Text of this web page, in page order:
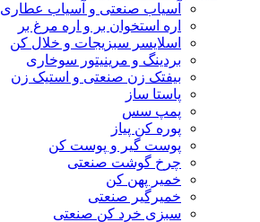
آسیاب صنعتی و آسیاب عطاری
اره استخوان بر و اره مرغ بر
اسلایسر سبزیجات و خلال کن
بردینگ و مرینیتور سوخاری
بیفتک زن صنعتی و استیک زن
پاستا ساز
پمپ سس
پوره کن پیاز
پوست گیر و پوست کن
چرخ گوشت صنعتی
خمیر پهن کن
خمیرگیر صنعتی
سبزی خرد کن صنعتی